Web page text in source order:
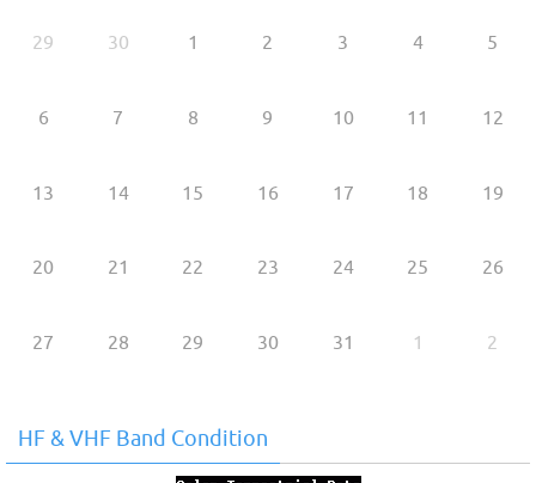
29 30 1 2 3 4 5
6 7 8 9 10 11 12
13 14 15 16 17 18 19
20 21 22 23 24 25 26
27 28 29 30 31 1 2
HF & VHF Band Condition